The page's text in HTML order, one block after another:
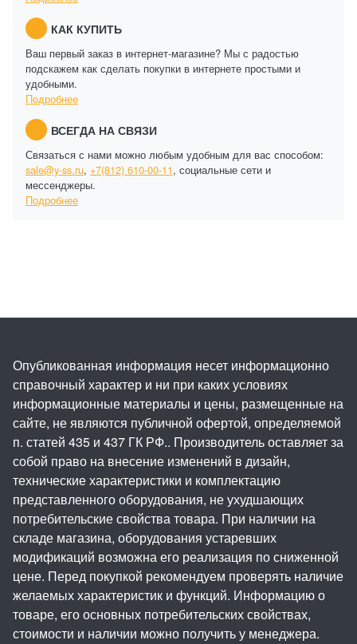
КАК КУПИТЬ
Ваш первый заказ в интернет-магазине? Мы с радостью
подскажем как сделать покупки в интернете простыми и
удобными.
Подробнее
ВСЕГДА НА СВЯЗИ
Связаться с нами можно любым удобным для вас способом:
sale@y-ss.ru, +7(812) 610-00-11, социальные сети и
мессенджеры.
Подробнее
Опубликованная информация несет информационно
справочный характер и ни при каких условиях
информационные материалы и цены, размещенные на
сайте, не являются публичной офертой, определяемой
п. статей 435 и 437 ГК РФ.. Производитель оставляет за
собой право на внесение изменений в дизайн,
технические характеристики и комплектацию
представленного оборудования, не ухудшающих
потребительские свойства товара. При наличии на
складе магазина, оборудования устаревших
модификаций возможна его реализация по сниженной
цене. Перед покупкой рекомендуем проверять наличие
желаемых характеристик и функций. Информацию о
товаре, его основных потребительских свойствах,
стоимости и наличии можно получить у менеджера.